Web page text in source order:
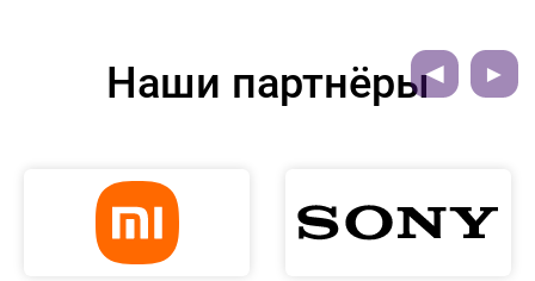
Наши партнёры